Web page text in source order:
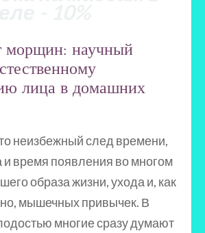
морщин: научный
лица в домашних
неизбежный след времени,
и время появления во многом
образа жизни, ухода и, как
мышечных привычек. В
многие сразу думают